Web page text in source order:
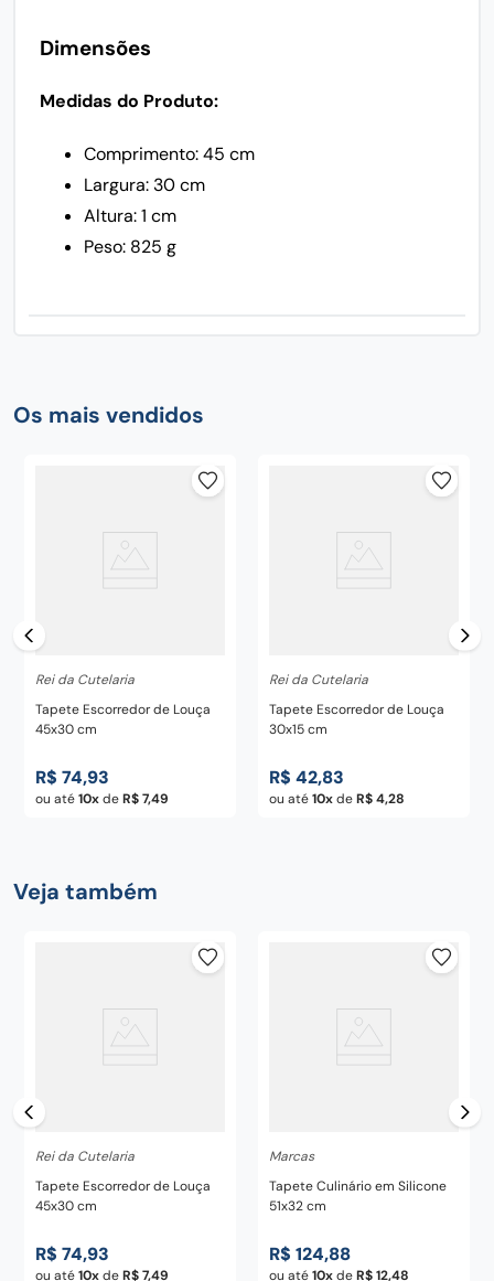
Dimensões
Medidas do Produto:
Comprimento: 45 cm
Largura: 30 cm
Altura: 1 cm
Peso: 825 g
Os mais vendidos
Rei da Cutelaria
Tapete Escorredor de Louça
45x30 cm
R$ 74,93
ou até10 deR$7,49
Rei da Cutelaria
Tapete Escorredor de Louça
30x15 cm
R$ 42,83
ou até10 deR$4,28
Veja também
Rei da Cutelaria
Tapete Escorredor de Louça
45x30 cm
R$ 74,93
ou até10 deR$7,49
Marcas
Tapete Culinário em Silicone
51x32 cm
R$ 124,88
ou até10 deR$12,48